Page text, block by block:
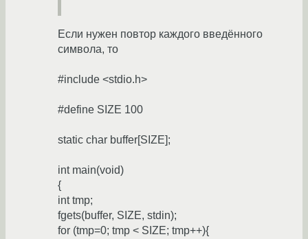
Если нужен повтор каждого введённого
символа, то
#include <stdio.h>
#define SIZE 100
static char buffer[SIZE];
int main(void)
{
int tmp;
fgets(buffer, SIZE, stdin);
for (tmp=0; tmp < SIZE; tmp++){